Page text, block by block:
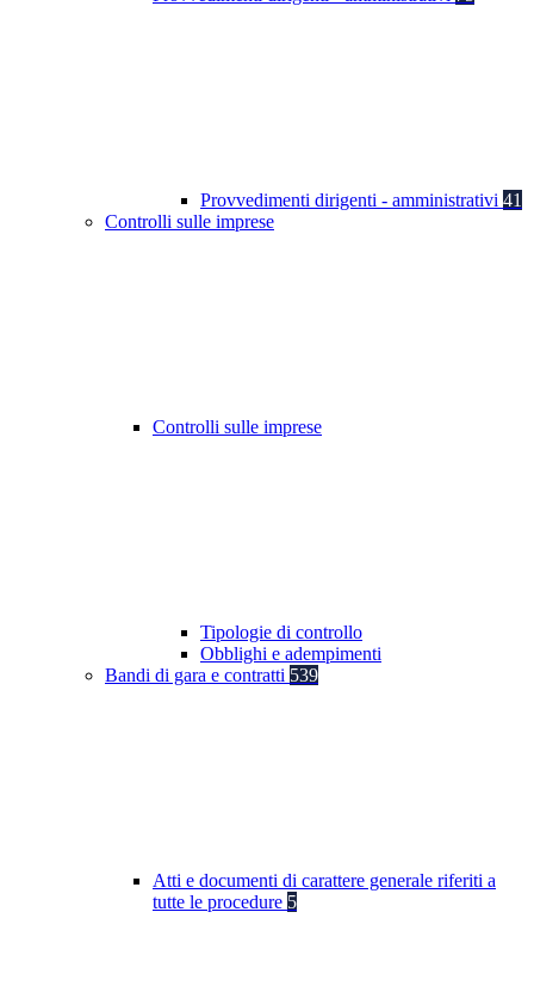
Provvedimenti dirigenti - amministrativi 41
Controlli sulle imprese
Controlli sulle imprese
Tipologie di controllo
Obblighi e adempimenti
Bandi di gara e contratti 539
Atti e documenti di carattere generale riferiti a
tutte le procedure 5